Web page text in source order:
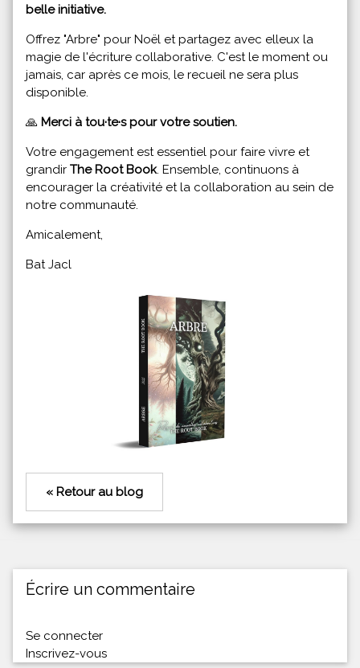
belle initiative.
Offrez "Arbre" pour Noël et partagez avec elleux la
magie de l'écriture collaborative. C'est le moment ou
jamais, car après ce mois, le recueil ne sera plus
disponible.
🙏 Merci à tou·te·s pour votre soutien.
Votre engagement est essentiel pour faire vivre et
grandir The Root Book. Ensemble, continuons à
encourager la créativité et la collaboration au sein de
notre communauté.
Amicalement,
Bat Jacl
« Retour au blog
Écrire un commentaire
Se connecter
Inscrivez-vous